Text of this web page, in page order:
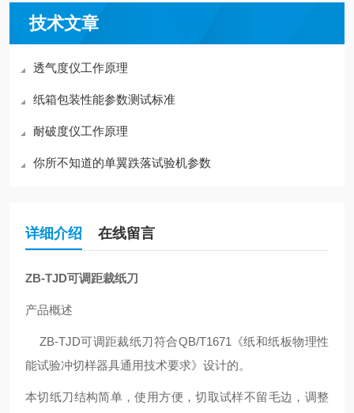
技术文章
透气度仪工作原理
纸箱包装性能参数测试标准
耐破度仪工作原理
你所不知道的单翼跌落试验机参数
详细介绍 在线留言
ZB-TJD可调距裁纸刀
产品概述
ZB-TJD可调距裁纸刀符合QB/T1671《纸和纸板物理性
能试验冲切样器具通用技术要求》设计的。
本切纸刀结构简单，使用方便，切取试样不留毛边，调整